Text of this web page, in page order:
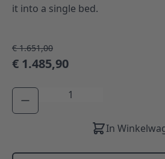
it into a single bed.
€ 1.651,00
€ 1.485,90
Aantal
In